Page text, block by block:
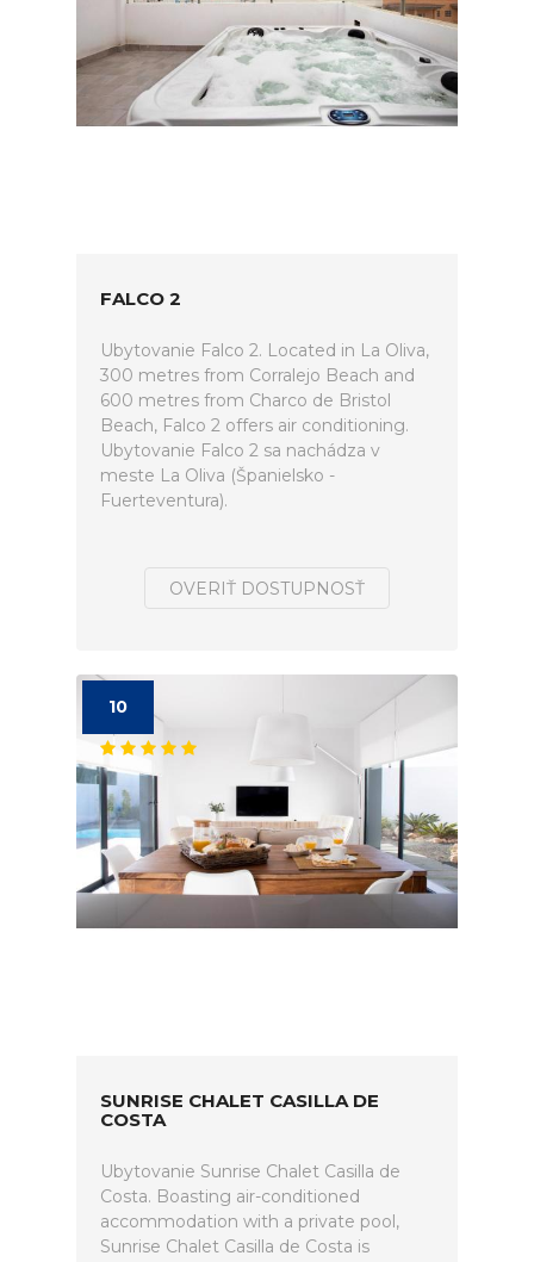
FALCO 2
Ubytovanie Falco 2. Located in La Oliva,
300 metres from Corralejo Beach and
600 metres from Charco de Bristol
Beach, Falco 2 offers air conditioning.
Ubytovanie Falco 2 sa nachádza v
meste La Oliva (Španielsko -
Fuerteventura).
OVERIŤ DOSTUPNOSŤ
10
SUNRISE CHALET CASILLA DE
COSTA
Ubytovanie Sunrise Chalet Casilla de
Costa. Boasting air-conditioned
accommodation with a private pool,
Sunrise Chalet Casilla de Costa is